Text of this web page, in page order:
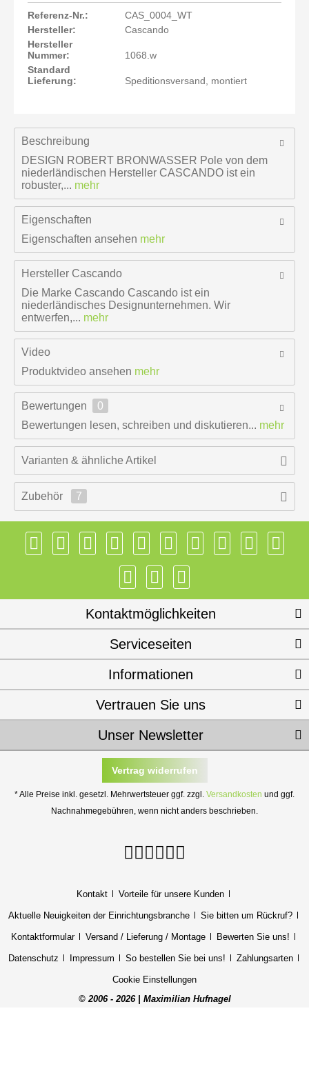
Referenz-Nr.:
CAS_0004_WT
Hersteller:
Cascando
Hersteller
Nummer:
1068.w
Standard
Lieferung:
Speditionsversand, montiert
Beschreibung
DESIGN ROBERT BRONWASSER Pole von dem
niederländischen Hersteller CASCANDO ist ein
robuster,... mehr
Eigenschaften
Eigenschaften ansehen mehr
Hersteller Cascando
Die Marke Cascando Cascando ist ein
niederländisches Designunternehmen. Wir
entwerfen,... mehr
Video
Produktvideo ansehen mehr
Bewertungen
0
Bewertungen lesen, schreiben und diskutieren... mehr
Varianten & ähnliche Artikel
Zubehör 7
Kontaktmöglichkeiten
Serviceseiten
Informationen
Unser Newsletter
Vertrauen Sie uns
Vertrag widerrufen
* Alle Preise inkl. gesetzl. Mehrwertsteuer ggf. zzgl. Versandkosten und ggf.
Nachnahmegebühren, wenn nicht anders beschrieben.
Kontakt Vorteile für unsere Kunden
Aktuelle Neuigkeiten der Einrichtungsbranche Sie bitten um Rückruf?
Kontaktformular Versand / Lieferung / Montage Bewerten Sie uns!
Datenschutz Impressum So bestellen Sie bei uns! Zahlungsarten
Cookie Einstellungen
© 2006 - 2026 | Maximilian Hufnagel